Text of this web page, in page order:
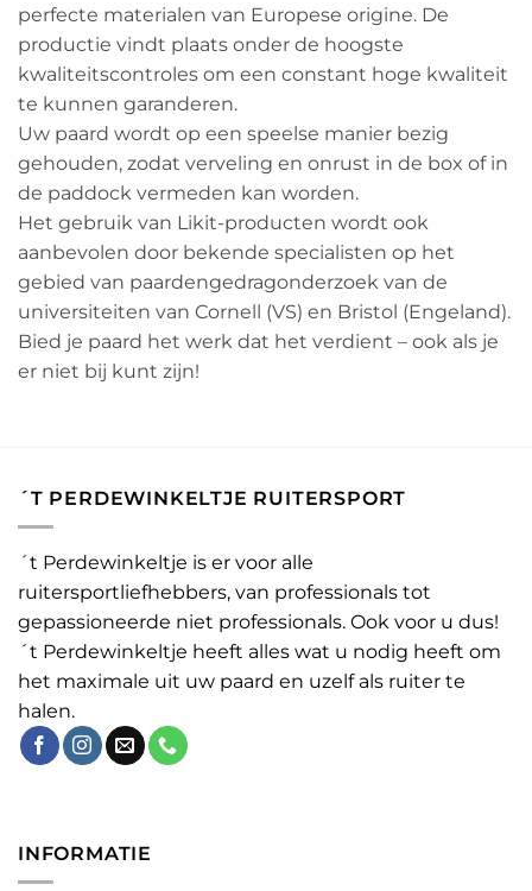
perfecte materialen van Europese origine. De
productie vindt plaats onder de hoogste
kwaliteitscontroles om een ​​constant hoge kwaliteit
te kunnen garanderen.
Uw paard wordt op een speelse manier bezig
gehouden, zodat verveling en onrust in de box of in
de paddock vermeden kan worden.
Het gebruik van Likit-producten wordt ook
aanbevolen door bekende specialisten op het
gebied van paardengedragonderzoek van de
universiteiten van Cornell (VS) en Bristol (Engeland).
Bied je paard het werk dat het verdient – ook als je
er niet bij kunt zijn!
´T PERDEWINKELTJE RUITERSPORT
´t Perdewinkeltje is er voor alle
ruitersportliefhebbers, van professionals tot
gepassioneerde niet professionals. Ook voor u dus!
´t Perdewinkeltje heeft alles wat u nodig heeft om
het maximale uit uw paard en uzelf als ruiter te
halen.
INFORMATIE